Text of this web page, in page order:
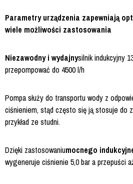
Parametry urządzenia zapewniają
wiele możliwości zastosowania
Niezawodny i wydajnysilnik indukcyjny
przepompować do 4500 l/h
Pompa służy do transportu wody z
ciśnieniem, stąd często się ją stosuje do
przykład ze studni.
Dzięki zastosowaniumocnego
wygeneruje ciśnienie 5,0 bar a przepuści